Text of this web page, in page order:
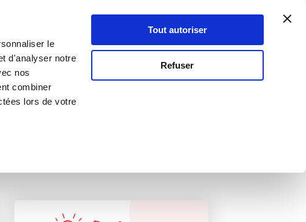
le
d'analyser notre
nos
combiner
lors de votre
Tout autoriser
Refuser
Se connecter
(Dude)